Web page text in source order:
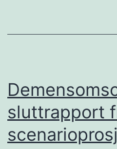
sluttrapport